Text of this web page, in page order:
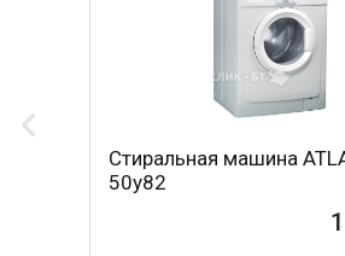
Стиральная машина
50у82